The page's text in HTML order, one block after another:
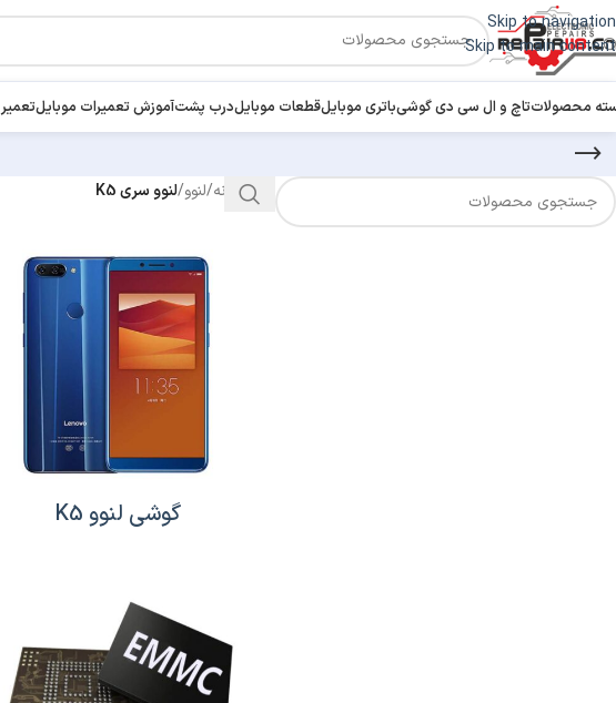
Skip to navigation
Skip to main content
محصولاتتاچ و ال سی دی گوشیباتری موبایلقطعات موبایلدرب پشتآموزش تعمیرات موبایل
خانه/لنوو/لنوو سری K5
گوشی لنوو K5